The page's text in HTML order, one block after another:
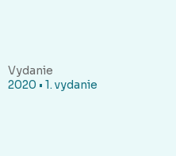
Vydanie
2020 • 1. vydanie